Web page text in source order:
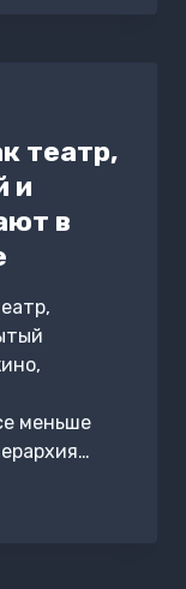
театр,
и
в
меньше